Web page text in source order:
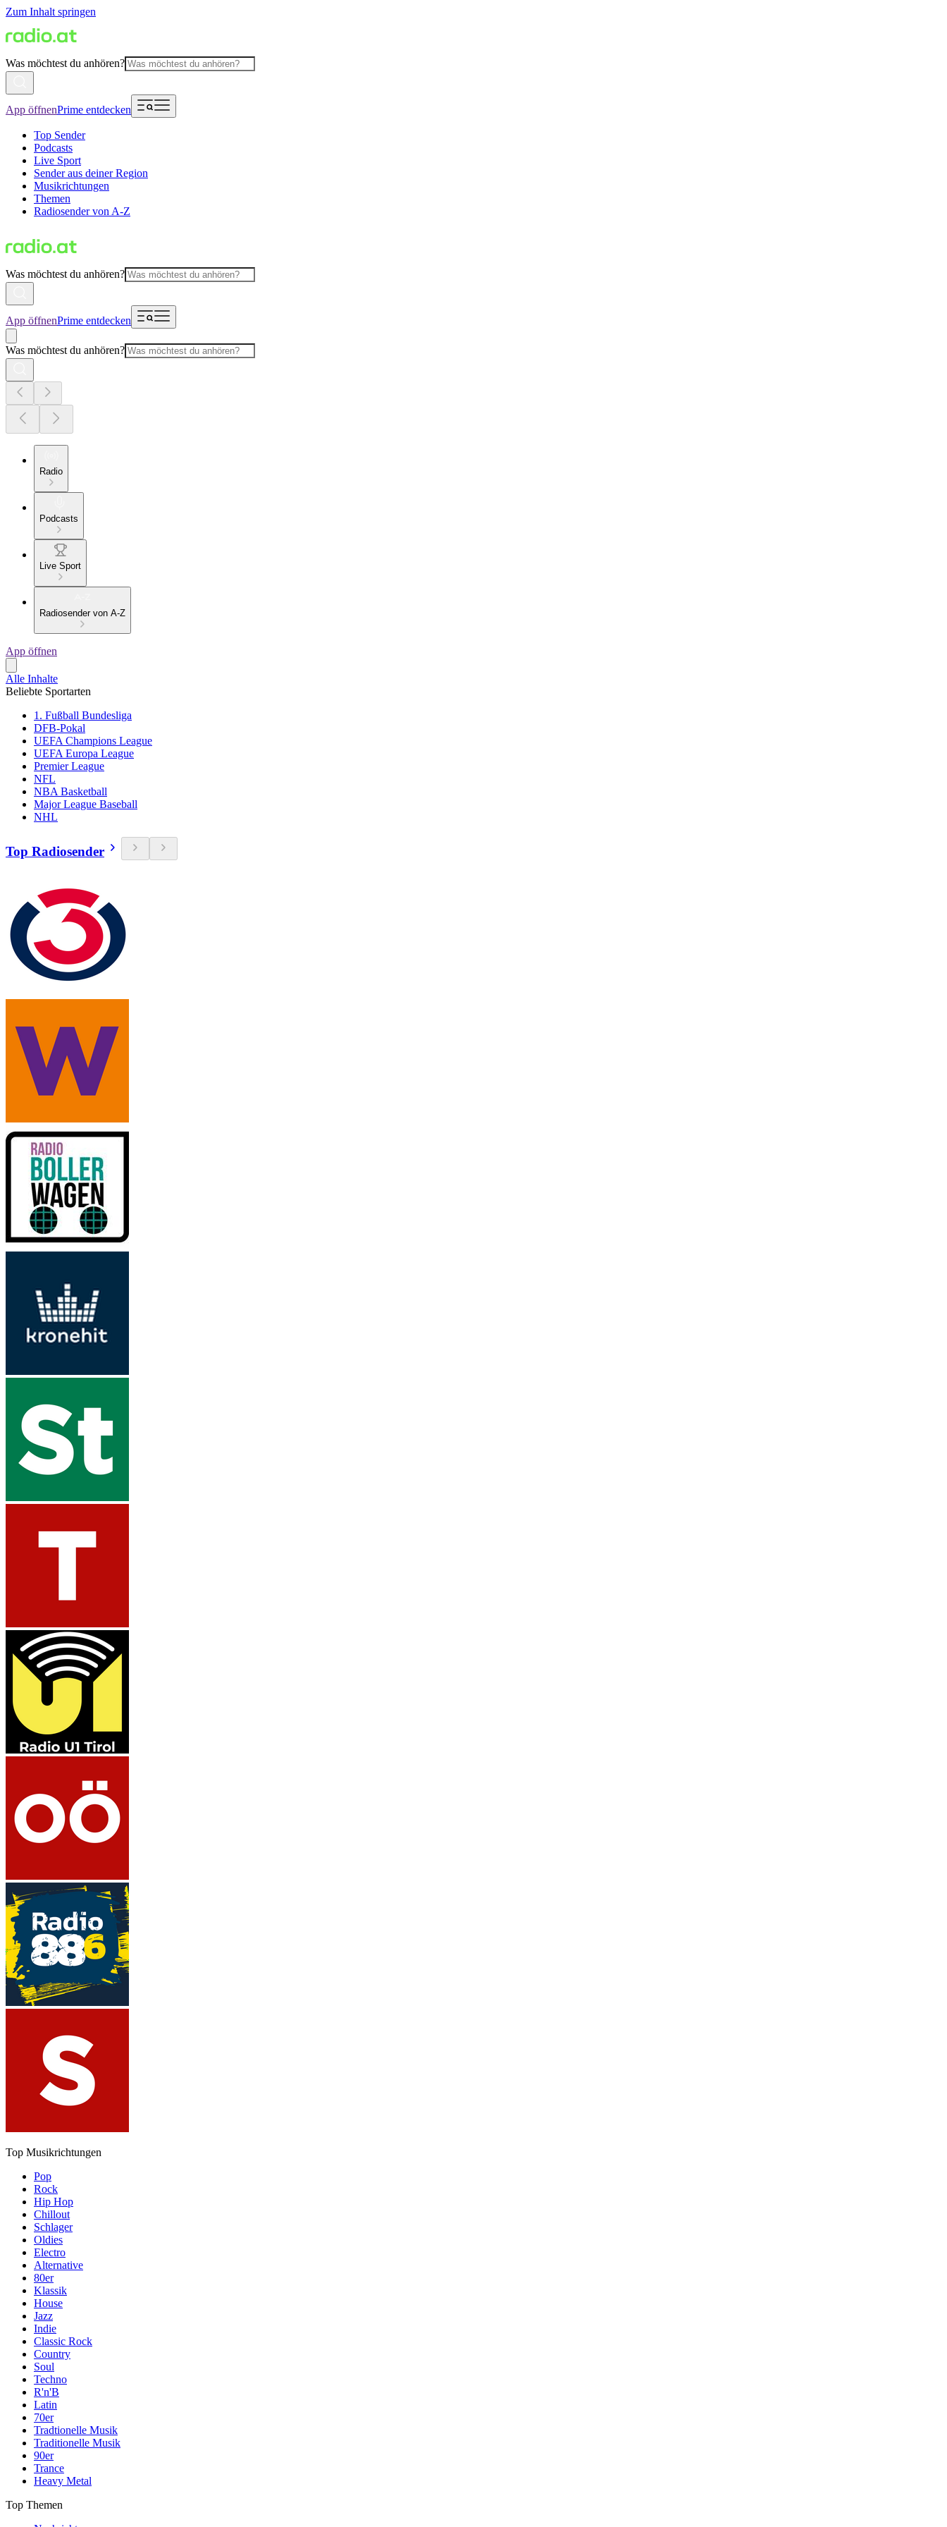
Zum Inhalt springen
Was möchtest du anhören?
App öffnenPrime entdecken
Top Sender
Podcasts
Live Sport
Sender aus deiner Region
Musikrichtungen
Themen
Radiosender von A-Z
Was möchtest du anhören?
App öffnenPrime entdecken
Was möchtest du anhören?
Radio
Podcasts
Live Sport
Radiosender von A-Z
App öffnen
Alle Inhalte
Beliebte Sportarten
1. Fußball Bundesliga
DFB-Pokal
UEFA Champions League
UEFA Europa League
Premier League
NFL
NBA Basketball
Major League Baseball
NHL
Top Radiosender
Top Musikrichtungen
Pop
Rock
Hip Hop
Chillout
Schlager
Oldies
Electro
Alternative
80er
Klassik
House
Jazz
Indie
Classic Rock
Country
Soul
Techno
R'n'B
Latin
70er
Tradtionelle Musik
Traditionelle Musik
90er
Trance
Heavy Metal
Top Themen